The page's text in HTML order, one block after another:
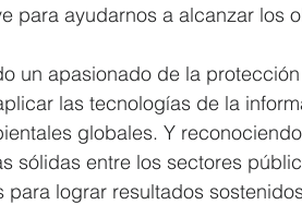
para ayudarnos a alcanzar los
un apasionado de la
las tecnologías de la
globales. Y
sólidas entre los sectores
para lograr resultados